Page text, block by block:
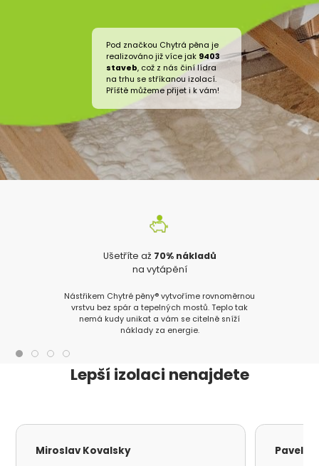
Pod značkou Chytrá pěna je
realizováno již více jak 9403
staveb, což z nás činí lídra
na trhu se stříkanou izolací.
Příště můžeme přijet i k vám!
Ušetříte až 70% nákladů
na vytápění
Nástřikem Chytré pěny® vytvoříme rovnoměrnou
vrstvu bez spár a tepelných mostů. Teplo tak
nemá kudy unikat a vám se citelně sníží
náklady za energie.
Lepší izolaci nenajdete
Miroslav Kovalsky Pavel